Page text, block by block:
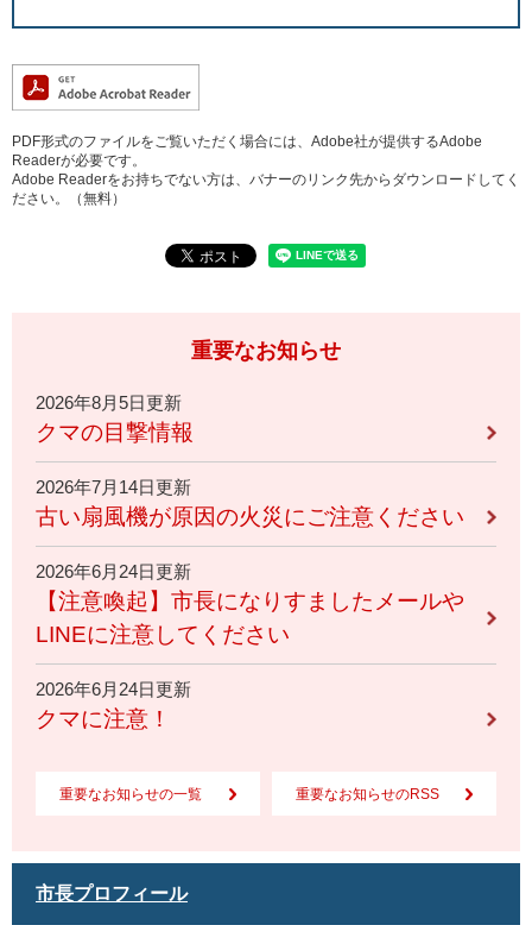
PDF形式のファイルをご覧いただく場合には、Adobe社が提供するAdobe
Readerが必要です。
Adobe Readerをお持ちでない方は、バナーのリンク先からダウンロードしてく
ださい。（無料）
重要なお知らせ
2026年8月5日更新
クマの目撃情報
2026年7月14日更新
古い扇風機が原因の火災にご注意ください
2026年6月24日更新
【注意喚起】市長になりすましたメールや
LINEに注意してください
2026年6月24日更新
クマに注意！
重要なお知らせの一覧 重要なお知らせのRSS
市長プロフィール